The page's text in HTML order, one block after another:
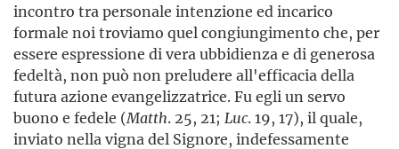
incontro tra personale intenzione ed incarico
formale noi troviamo quel congiungimento che, per
essere espressione di vera ubbidienza e di generosa
fedeltà, non può non preludere all'efficacia della
futura azione evangelizzatrice. Fu egli un servo
buono e fedele (Matth. 25, 21; Luc. 19, 17), il quale,
inviato nella vigna del Signore, indefessamente